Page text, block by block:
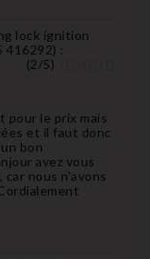
lock ignition
416292) :
(2/5)
pour le prix mais
et il faut donc
bon
avez vous
nous n'avons